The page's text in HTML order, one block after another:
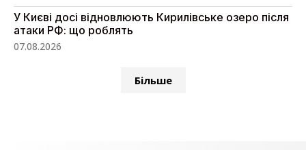
У Києві досі відновлюють Кирилівське озеро після
атаки РФ: що роблять
07.08.2026
Більше